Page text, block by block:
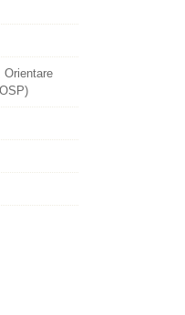
Orientare